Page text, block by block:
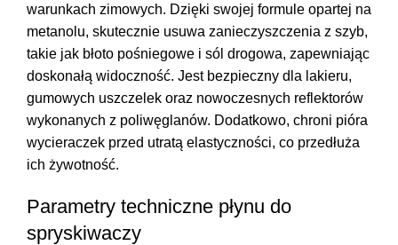
warunkach zimowych. Dzięki swojej formule opartej na
metanolu, skutecznie usuwa zanieczyszczenia z szyb,
takie jak błoto pośniegowe i sól drogowa, zapewniając
doskonałą widoczność. Jest bezpieczny dla lakieru,
gumowych uszczelek oraz nowoczesnych reflektorów
wykonanych z poliwęglanów. Dodatkowo, chroni pióra
wycieraczek przed utratą elastyczności, co przedłuża
ich żywotność.
Parametry techniczne płynu do
spryskiwaczy